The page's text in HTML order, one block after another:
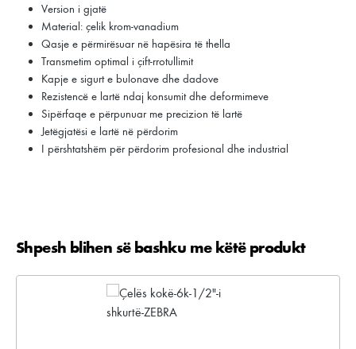
Version i gjatë
Material: çelik krom-vanadium
Qasje e përmirësuar në hapësira të thella
Transmetim optimal i çift-rrotullimit
Kapje e sigurt e bulonave dhe dadove
Rezistencë e lartë ndaj konsumit dhe deformimeve
Sipërfaqe e përpunuar me precizion të lartë
Jetëgjatësi e lartë në përdorim
I përshtatshëm për përdorim profesional dhe industrial
Kalo galerinë e produktit
Shpesh blihen së bashku me këtë produkt